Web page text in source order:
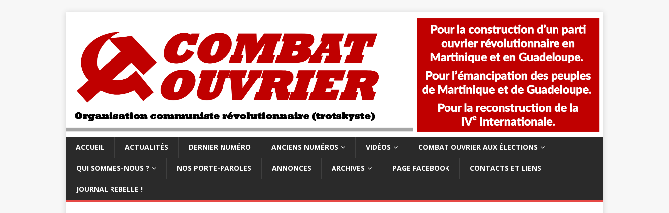
ACCUEIL ACTUALITÉS DERNIER NUMÉRO ANCIENS NUMÉROS VIDÉOS COMBAT OUVRIER AUX ÉLECTIONS
QUI SOMMES-NOUS ? NOS PORTE-PAROLES ANNONCES ARCHIVES PAGE FACEBOOK CONTACTS ET LIENS
JOURNAL REBELLE !